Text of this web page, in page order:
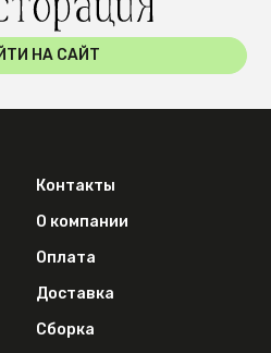
НА САЙТ
Контакты
О компании
Оплата
Доставка
Сборка